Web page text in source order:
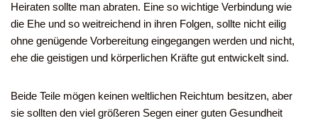
Heiraten sollte man abraten. Eine so wichtige Verbindung wie
die Ehe und so weitreichend in ihren Folgen, sollte nicht eilig
ohne genügende Vorbereitung eingegangen werden und nicht,
ehe die geistigen und körperlichen Kräfte gut entwickelt sind.
Beide Teile mögen keinen weltlichen Reichtum besitzen, aber
sie sollten den viel größeren Segen einer guten Gesundheit